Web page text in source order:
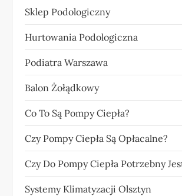
Sklep Podologiczny
Hurtowania Podologiczna
Podiatra Warszawa
Balon Żołądkowy
Co To Są Pompy Ciepła?
Czy Pompy Ciepła Są Opłacalne?
Czy Do Pompy Ciepła Potrzebny
Systemy Klimatyzacji Olsztyn